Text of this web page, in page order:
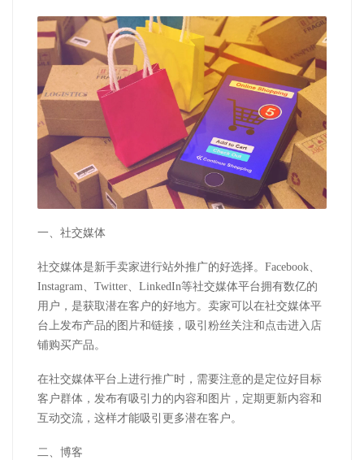
一、社交媒体
社交媒体是新手卖家进行站外推广的好选择。Facebook、
Instagram、Twitter、LinkedIn等社交媒体平台拥有数亿的
用户，是获取潜在客户的好地方。卖家可以在社交媒体平
台上发布产品的图片和链接，吸引粉丝关注和点击进入店
铺购买产品。
在社交媒体平台上进行推广时，需要注意的是定位好目标
客户群体，发布有吸引力的内容和图片，定期更新内容和
互动交流，这样才能吸引更多潜在客户。
二、博客